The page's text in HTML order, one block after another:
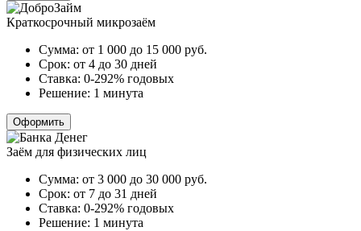
Краткосрочный микрозаём
Сумма: от 1 000 до 15 000 руб.
Срок: от 4 до 30 дней
Ставка: 0-292% годовых
Решение: 1 минута
Оформить
Заём для физических лиц
Сумма: от 3 000 до 30 000 руб.
Срок: от 7 до 31 дней
Ставка: 0-292% годовых
Решение: 1 минута